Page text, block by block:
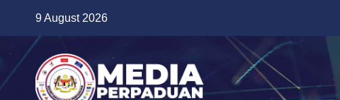
content
9 August 2026